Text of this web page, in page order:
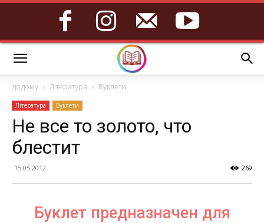
додому Література Буклети
Література Буклети
Не все то золото, что
блестит
15.05.2012 269
Буклет предназначен для